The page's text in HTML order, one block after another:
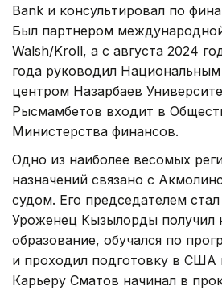
Bank и консультировал по
Был партнером
Walsh/Kroll, а с августа 2024
года руководил
центром Назарбаев
Рысмамбетов входит в
Министерства финансов.
Одно из наиболее весомых
назначений связано с
судом. Его председателем стал
Уроженец Кызылорды получил
образование, обучался по
и проходил подготовку в США
Карьеру Сматов начинал в